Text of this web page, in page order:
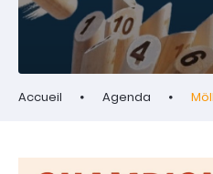
Accueil Agenda